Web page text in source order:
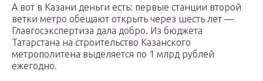
А вот в Казани деньги есть: первые станции второй
ветки метро обещают открыть через шесть лет —
Главгосэкспертиза дала добро. Из бюджета
Татарстана на строительство Казанского
метрополитена выделяется по 1 млрд рублей
ежегодно.